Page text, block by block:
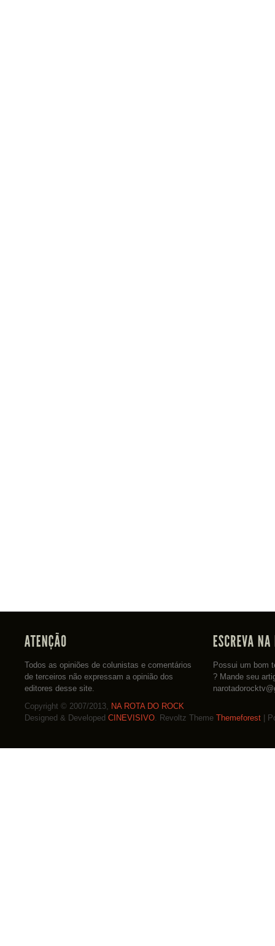
Todos as opiniões de colunistas e comentários
de terceiros não expressam a opinião dos
editores desse site.
Possui um bom
? Mande seu
Copyright © 2007/2013, NA ROTA DO ROCK
Designed & Developed CINEVISIVO. Revoltz Theme Themeforest |